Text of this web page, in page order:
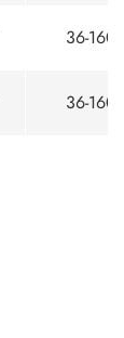
36-160
36-160